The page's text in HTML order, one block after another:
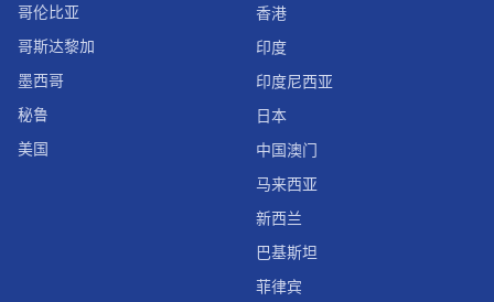
哥伦比亚
哥斯达黎加
墨西哥
秘鲁
美国
香港
印度
印度尼西亚
日本
中国澳门
马来西亚
新西兰
巴基斯坦
菲律宾